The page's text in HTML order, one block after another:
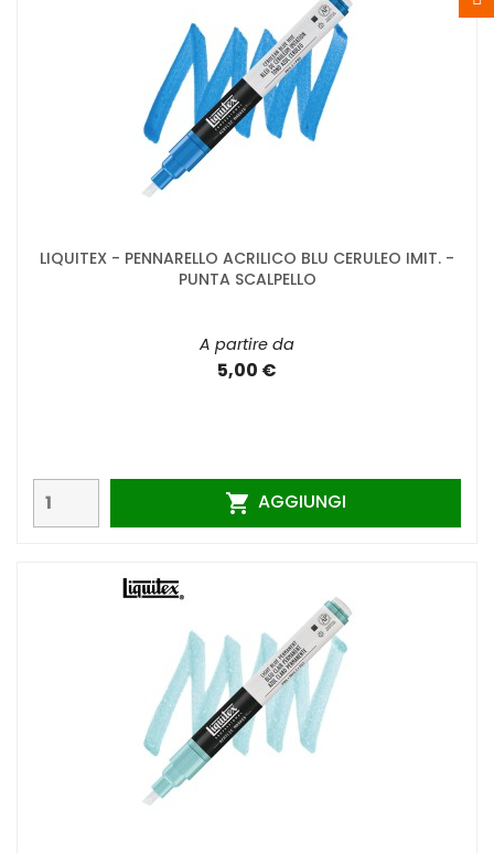
LIQUITEX - PENNARELLO ACRILICO BLU CERULEO IMIT. -
PUNTA SCALPELLO
A partire da
5,00 €
 AGGIUNGI